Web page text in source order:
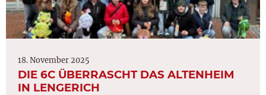
18. November 2025
DIE 6C ÜBERRASCHT DAS ALTENHEIM
IN LENGERICH